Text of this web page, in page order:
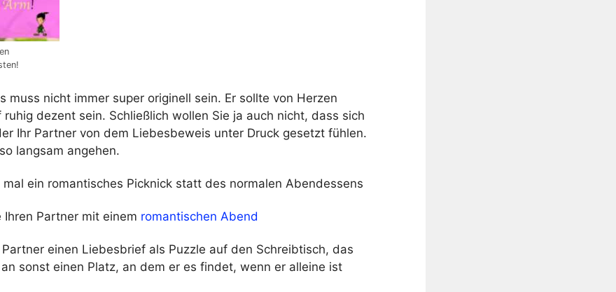
muss nicht immer super originell sein. Er sollte von Herzen
dezent sein. Schließlich wollen Sie ja auch nicht, dass sich
Ihr Partner von dem Liebesbeweis unter Druck gesetzt fühlen.
langsam angehen.
mal ein romantisches Picknick statt des normalen Abendessens
Ihren Partner mit einem romantischen Abend
Partner einen Liebesbrief als Puzzle auf den Schreibtisch, das
sonst einen Platz, an dem er es findet, wenn er alleine ist